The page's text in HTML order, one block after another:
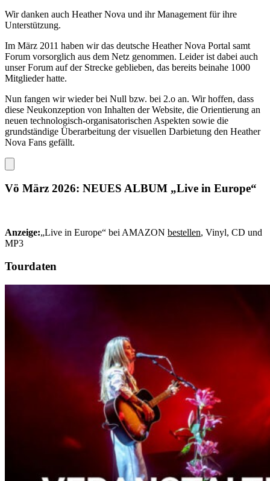
Wir danken auch Heather Nova und ihr Management für ihre
Unterstützung.
Im März 2011 haben wir das deutsche Heather Nova Portal samt
Forum vorsorglich aus dem Netz genommen. Leider ist dabei auch
unser Forum auf der Strecke geblieben, das bereits beinahe 1000
Mitglieder hatte.
Nun fangen wir wieder bei Null bzw. bei 2.o an. Wir hoffen, dass
diese Neukonzeption von Inhalten der Website, die Orientierung an
neuen technologisch-organisatorischen Aspekten sowie die
grundständige Überarbeitung der visuellen Darbietung den Heather
Nova Fans gefällt.
Vö März 2026: NEUES ALBUM „Live in Europe“
Anzeige:„Live in Europe“ bei AMAZON bestellen, Vinyl, CD und
MP3
Tourdaten